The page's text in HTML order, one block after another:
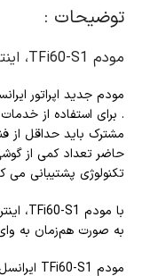
توضیحات :
مودم TFi60-S1، اینترنت 3 ماهه سپنتا – TD
حاضر تعداد کمی از
تکنولوژی پشتیبانی می‌
به صورت هم‌زمان به